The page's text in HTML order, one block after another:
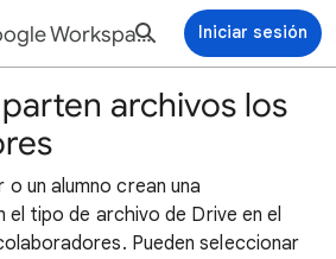
Ayuda de Google Workspace LTI™ Iniciar sesión
archivos los
un alumno crean una
el tipo de archivo de Drive en el
Pueden seleccionar